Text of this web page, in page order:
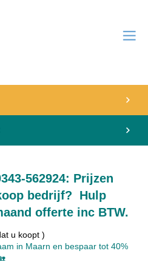
562924: Prijzen
bedrijf? Hulp
offerte inc BTW.
u koopt )
in Maarn en bespaar tot 40%